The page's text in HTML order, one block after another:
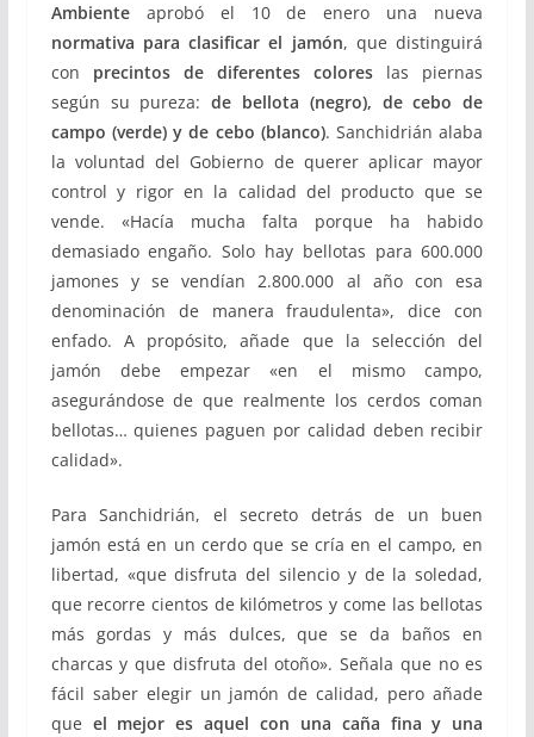
Ambienteaprobó el 10 de enero una nueva
normativa para clasificar el jamón, que distinguirá
con precintos de diferentes colores las piernas
según su pureza:de bellota (negro), de cebo de
campo (verde) y de cebo (blanco). Sanchidrián alaba
la voluntad del Gobierno de querer aplicar mayor
control y rigor en la calidad del producto que se
vende. «Hacía mucha falta porque ha habido
demasiado engaño. Solo hay bellotas para 600.000
jamones y se vendían 2.800.000 al año con esa
denominación de manera fraudulenta», dice con
enfado. A propósito, añade que la selección del
jamón debe empezar «en el mismo campo,
asegurándose de que realmente los cerdos coman
bellotas… quienes paguen por calidad deben recibir
calidad».
Para Sanchidrián, el secreto detrás de un buen
jamón está en un cerdo que se cría en el campo, en
libertad, «que disfruta del silencio y de la soledad,
que recorre cientos de kilómetros y come las bellotas
más gordas y más dulces, que se da baños en
charcas y que disfruta del otoño». Señala que no es
fácil saber elegir un jamón de calidad, pero añade
que el mejor es aquel con una caña fina y una